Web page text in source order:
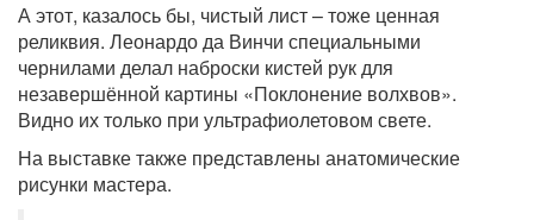
А этот, казалось бы, чистый лист – тоже ценная
реликвия. Леонардо да Винчи специальными
чернилами делал наброски кистей рук для
незавершённой картины «Поклонение волхвов».
Видно их только при ультрафиолетовом свете.
На выставке также представлены анатомические
рисунки мастера.